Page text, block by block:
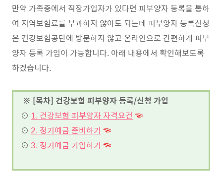
만약 가족중에서 직장가입자가 있다면 피부양자 등록을 통하
여 지역보험료를 부과하지 않아도 되는데 피부양자 등록신청
은 건강보험공단에 방문하지 않고 온라인으로 간편하게 피부
양자 등록 가입이 가능합니다. 아래 내용에서 확인해보도록
하겠습니다.
※ [목차] 건강보험 피부양자 등록/신청 가입
⊙ 1. 건강보험 피부양자 자격요건 ☜
⊙ 2. 정기예금 준비하기 ☜
⊙ 3. 정기예금 가입하기 ☜